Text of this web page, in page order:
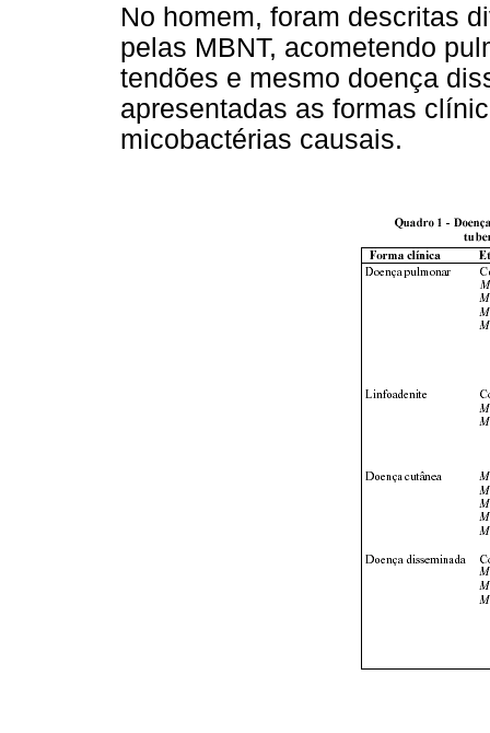
No homem, foram descritas
pelas MBNT, acometendo
tendões e mesmo doença
apresentadas as formas
micobactérias causais.